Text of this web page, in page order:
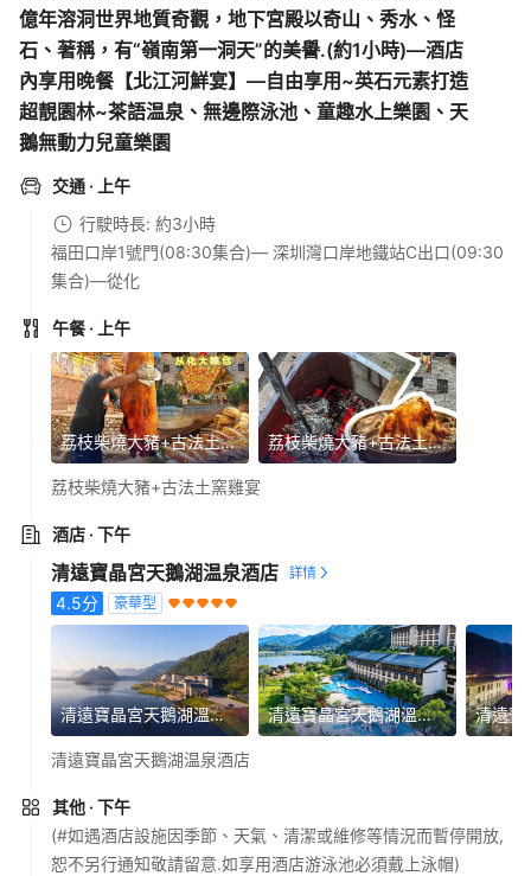
億年溶洞世界地質奇觀，地下宮殿以奇山、秀水、怪
石、著稱，有“嶺南第一洞天”的美譽.(約1小時)—酒店
內享用晚餐【北江河鮮宴】—自由享用~英石元素打造
超靚園林~茶語温泉、無邊際泳池、童趣水上樂園、天
鵝無動力兒童樂園
交通 · 上午
行駛時長: 約3小時
福田口岸1號門(08:30集合)— 深圳灣口岸地鐵站C出口(09:30
集合)—從化
午餐 · 上午
荔枝柴燒大豬+古法土窯雞宴 荔枝柴燒大豬+古法土窯雞宴
荔枝柴燒大豬+古法土窯雞宴
酒店 · 下午
清遠寶晶宮天鵝湖温泉酒店
4.5分 豪華型
清遠寶晶宮天鵝湖溫泉酒店 清遠寶晶宮天鵝湖溫泉酒店
清遠寶晶宮天鵝湖温泉酒店
其他 · 下午
(#如遇酒店設施因季節、天氣、清潔或維修等情況而暫停開放,
恕不另行通知敬請留意.如享用酒店游泳池必須戴上泳帽)